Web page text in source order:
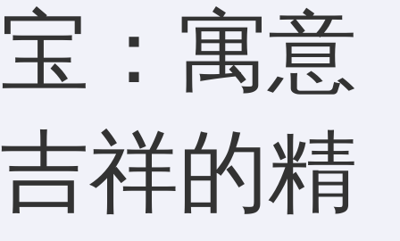
宝：寓意
吉祥的精